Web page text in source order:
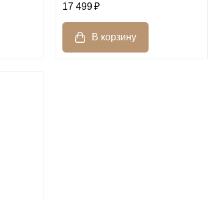
17 499